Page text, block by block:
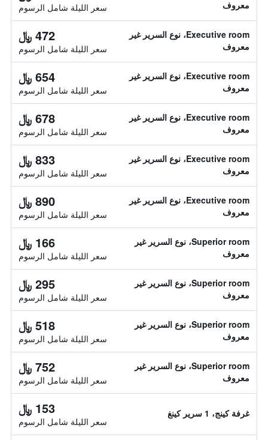
معروف سعر الليلة شامل الرسوم
Executive room، نوع السرير غير
معروف
472 ﷼
سعر الليلة شامل الرسوم
Executive room، نوع السرير غير
معروف
654 ﷼
سعر الليلة شامل الرسوم
Executive room، نوع السرير غير
معروف
678 ﷼
سعر الليلة شامل الرسوم
Executive room، نوع السرير غير
معروف
833 ﷼
سعر الليلة شامل الرسوم
Executive room، نوع السرير غير
معروف
890 ﷼
سعر الليلة شامل الرسوم
Superior room، نوع السرير غير
معروف
166 ﷼
سعر الليلة شامل الرسوم
Superior room، نوع السرير غير
معروف
295 ﷼
سعر الليلة شامل الرسوم
Superior room، نوع السرير غير
معروف
518 ﷼
سعر الليلة شامل الرسوم
Superior room، نوع السرير غير
معروف
752 ﷼
سعر الليلة شامل الرسوم
غرفة كينج، 1 سرير كينغ 153 ﷼
سعر الليلة شامل الرسوم